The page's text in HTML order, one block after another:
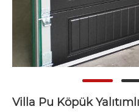
Villa Pu Köpük